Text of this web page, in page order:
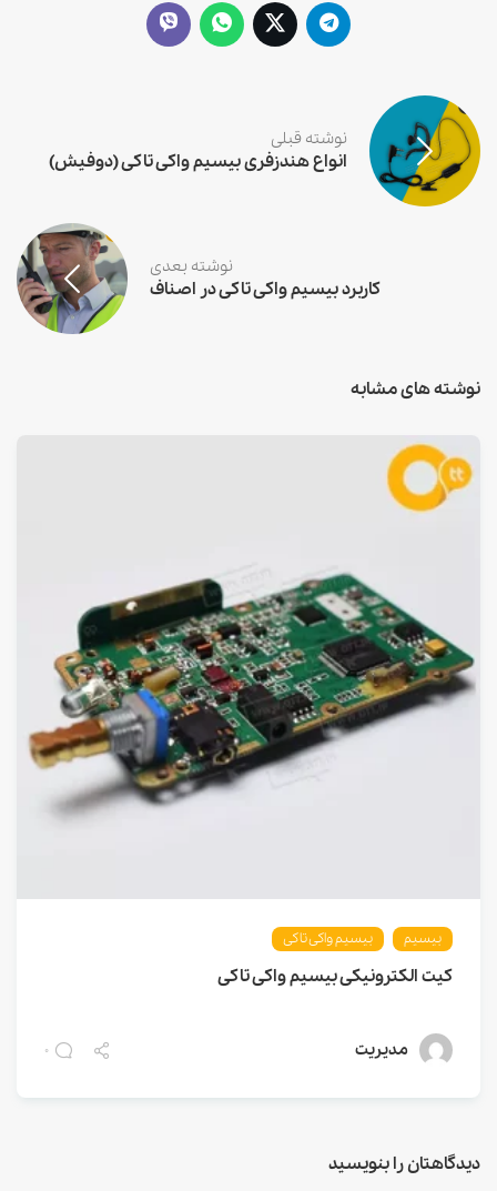
نوشته قبلی
انواع هندزفری بیسیم واکی تاکی (دوفیش)
نوشته بعدی
کاربرد بیسیم واکی تاکی در اصناف
نوشته های مشابه
بیسیم بیسیم واکی تاکی
کیت الکترونیکی بیسیم واکی تاکی
مدیریت 0
دیدگاهتان را بنویسید